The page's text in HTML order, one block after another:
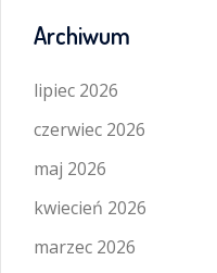
Archiwum
lipiec 2026
czerwiec 2026
maj 2026
kwiecień 2026
marzec 2026